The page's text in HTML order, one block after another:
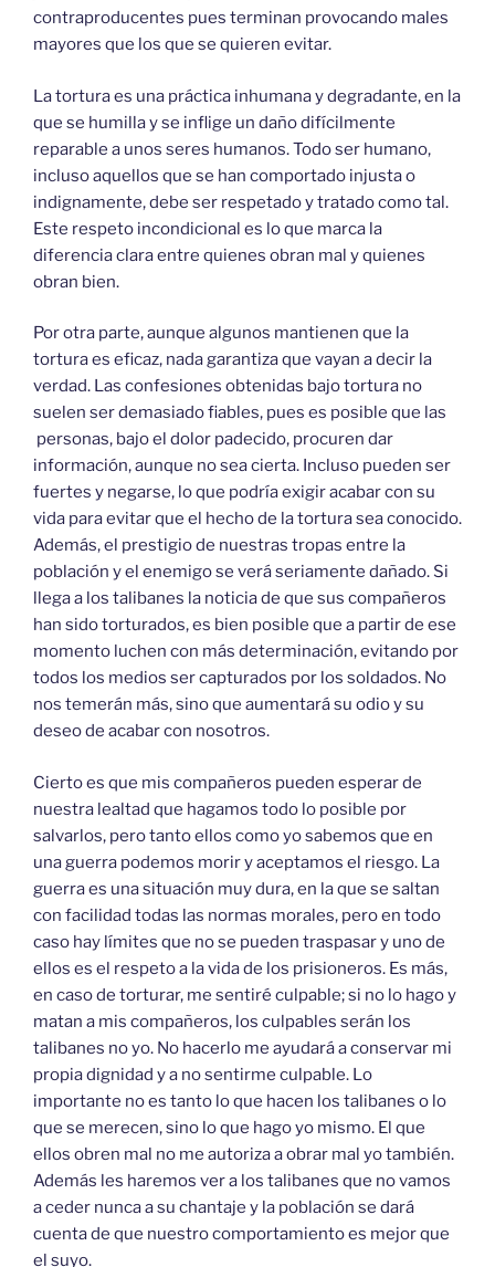
contraproducentes pues terminan provocando males
mayores que los que se quieren evitar.
La tortura es una práctica inhumana y degradante, en la
que se humilla y se inflige un daño difícilmente
reparable a unos seres humanos. Todo ser humano,
incluso aquellos que se han comportado injusta o
indignamente, debe ser respetado y tratado como tal.
Este respeto incondicional es lo que marca la
diferencia clara entre quienes obran mal y quienes
obran bien.
Por otra parte, aunque algunos mantienen que la
tortura es eficaz, nada garantiza que vayan a decir la
verdad. Las confesiones obtenidas bajo tortura no
suelen ser demasiado fiables, pues es posible que las
personas, bajo el dolor padecido, procuren dar
información, aunque no sea cierta. Incluso pueden ser
fuertes y negarse, lo que podría exigir acabar con su
vida para evitar que el hecho de la tortura sea conocido.
Además, el prestigio de nuestras tropas entre la
población y el enemigo se verá seriamente dañado. Si
llega a los talibanes la noticia de que sus compañeros
han sido torturados, es bien posible que a partir de ese
momento luchen con más determinación, evitando por
todos los medios ser capturados por los soldados. No
nos temerán más, sino que aumentará su odio y su
deseo de acabar con nosotros.
Cierto es que mis compañeros pueden esperar de
nuestra lealtad que hagamos todo lo posible por
salvarlos, pero tanto ellos como yo sabemos que en
una guerra podemos morir y aceptamos el riesgo. La
guerra es una situación muy dura, en la que se saltan
con facilidad todas las normas morales, pero en todo
caso hay límites que no se pueden traspasar y uno de
ellos es el respeto a la vida de los prisioneros. Es más,
en caso de torturar, me sentiré culpable; si no lo hago y
matan a mis compañeros, los culpables serán los
talibanes no yo. No hacerlo me ayudará a conservar mi
propia dignidad y a no sentirme culpable. Lo
importante no es tanto lo que hacen los talibanes o lo
que se merecen, sino lo que hago yo mismo. El que
ellos obren mal no me autoriza a obrar mal yo también.
Además les haremos ver a los talibanes que no vamos
a ceder nunca a su chantaje y la población se dará
cuenta de que nuestro comportamiento es mejor que
el suyo.